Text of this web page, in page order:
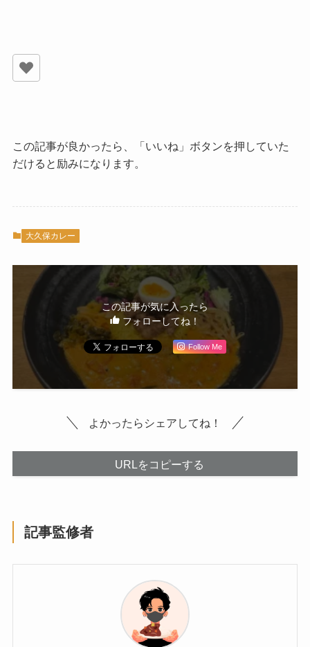
この記事が良かったら、「いいね」ボタンを押していた
だけると励みになります。
大久保カレー
この記事が気に入ったら
フォローしてね！
Follow Me
よかったらシェアしてね！
URLをコピーする
記事監修者